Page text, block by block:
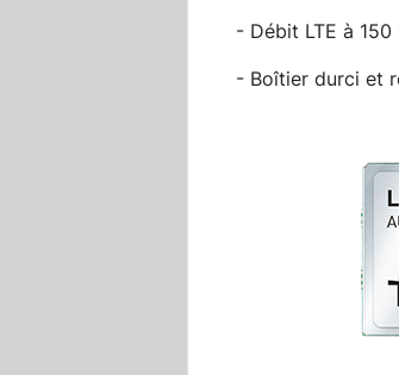
- Débit LTE à
- Boîtier durci et